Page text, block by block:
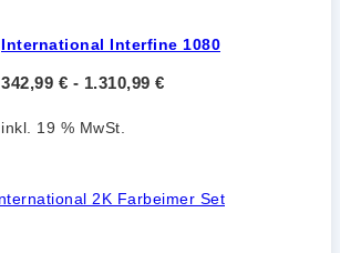
International Interfine 1080
342,99 € - 1.310,99 €
inkl. 19 % MwSt.